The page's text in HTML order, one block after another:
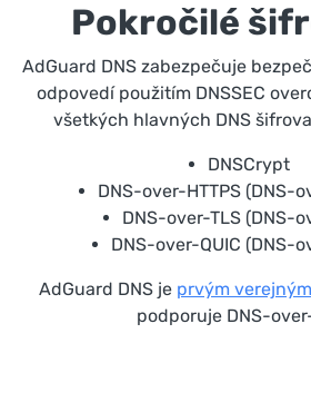
Pokročilé
AdGuard DNS zabezpečuje
odpovedí použitím DNSSEC
všetkých hlavných DNS
DNSCrypt
DNS-over-HTTPS (DNS-
DNS-over-TLS (DNS-
DNS-over-QUIC (DNS-
AdGuard DNS je prvým
podporuje DNS-